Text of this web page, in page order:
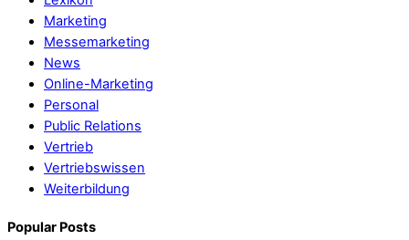
Marketing
Messemarketing
News
Online-Marketing
Personal
Public Relations
Vertrieb
Vertriebswissen
Weiterbildung
Popular Posts